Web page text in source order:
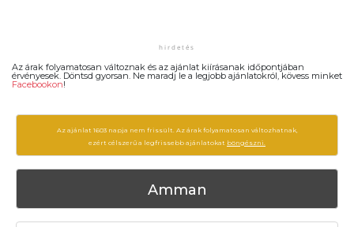
Az árak folyamatosan változnak és az ajánlat kiírásanak időpontjában
érvényesek. Döntsd gyorsan. Ne maradj le a legjobb ajánlatokról, kövess minket
Facebookon!
Az ajánlat 1603 napja nem frissült. Az árak folyamatosan változhatnak,
ezért célszerű a legfrissebb ajánlatokat böngészni.
Amman